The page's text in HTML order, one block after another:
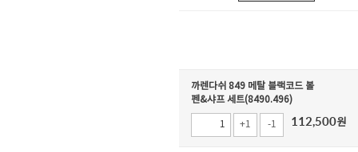
까렌다쉬 849 메탈 블랙코드 볼
펜&샤프 세트(8490.496)
+1 -1 112,500원